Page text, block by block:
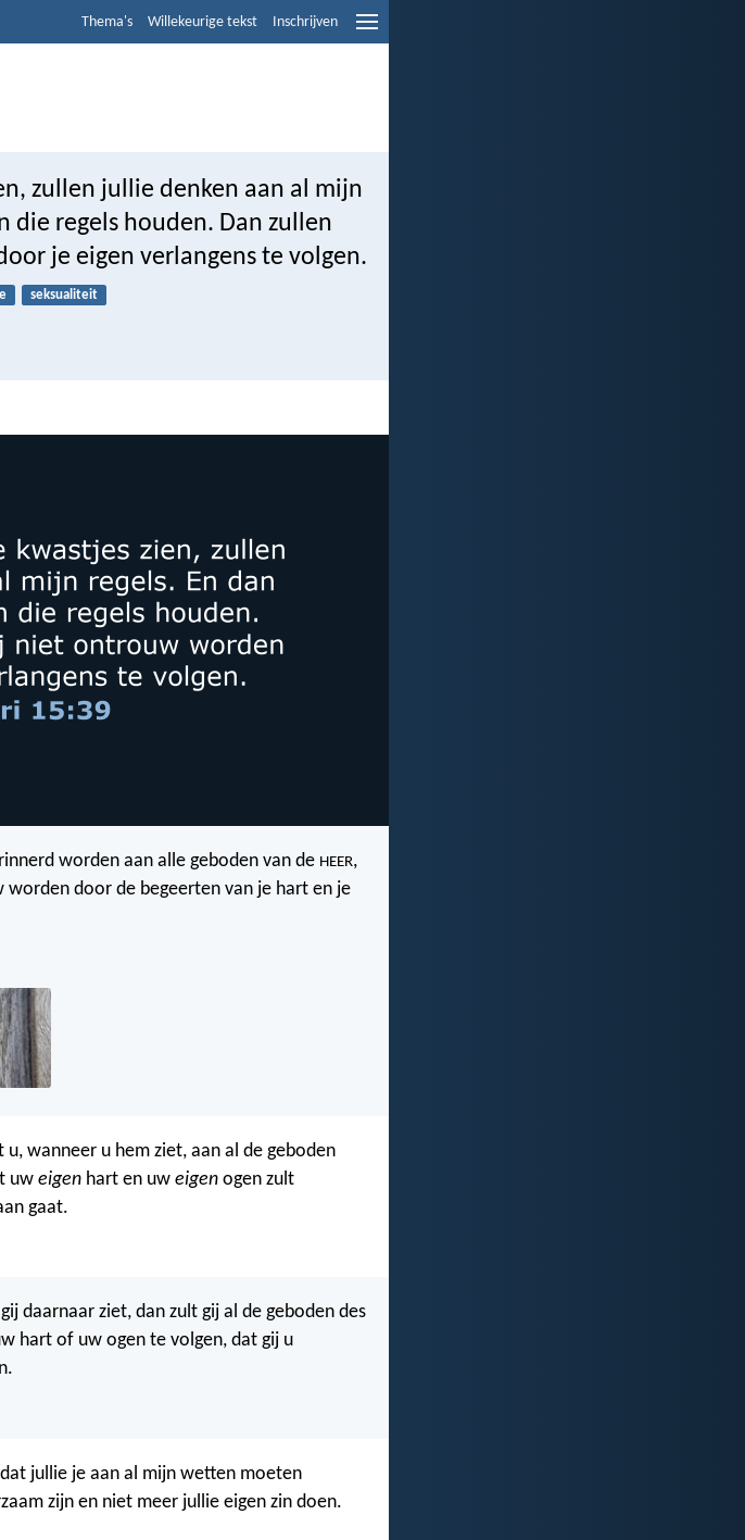
Thema's Willekeurige tekst Inschrijven
zullen jullie denken aan al mijn
die regels houden. Dan zullen
je eigen verlangens te volgen.
seksualiteit
worden aan alle geboden van de HEER,
door de begeerten van je hart en je
wanneer u hem ziet, aan al de geboden
uw eigen hart en uw eigen ogen zult
gaat.
daarnaar ziet, dan zult gij al de geboden des
hart of uw ogen te volgen, dat gij u
jullie je aan al mijn wetten moeten
zijn en niet meer jullie eigen zin doen.